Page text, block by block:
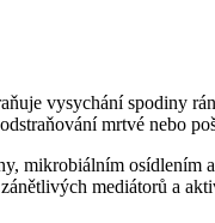
vysychání spodiny
mrtvé nebo
mikrobiálním
mediátorů a